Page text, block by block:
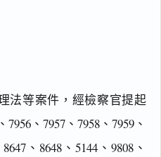
法等案件，經檢察官提起
、7957、7958、7959、
、8648、5144、9808、